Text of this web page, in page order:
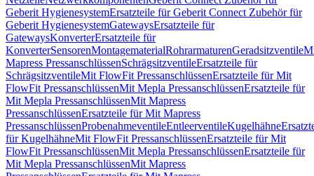
Geberit HygienesystemErsatzteile für Geberit Connect Zubehör für
Geberit HygienesystemGatewaysErsatzteile für
GatewaysKonverterErsatzteile für
KonverterSensorenMontagematerialRohrarmaturenGeradsitzventile
Mapress PressanschlüssenSchrägsitzventileErsatzteile für
SchrägsitzventileMit FlowFit PressanschlüssenErsatzteile für Mit
FlowFit PressanschlüssenMit Mepla PressanschlüssenErsatzteile für
Mit Mepla PressanschlüssenMit Mapress
PressanschlüssenErsatzteile für Mit Mapress
PressanschlüssenProbenahmeventileEntleerventileKugelhähne
für KugelhähneMit FlowFit PressanschlüssenErsatzteile für Mit
FlowFit PressanschlüssenMit Mepla PressanschlüssenErsatzteile für
Mit Mepla PressanschlüssenMit Mapress